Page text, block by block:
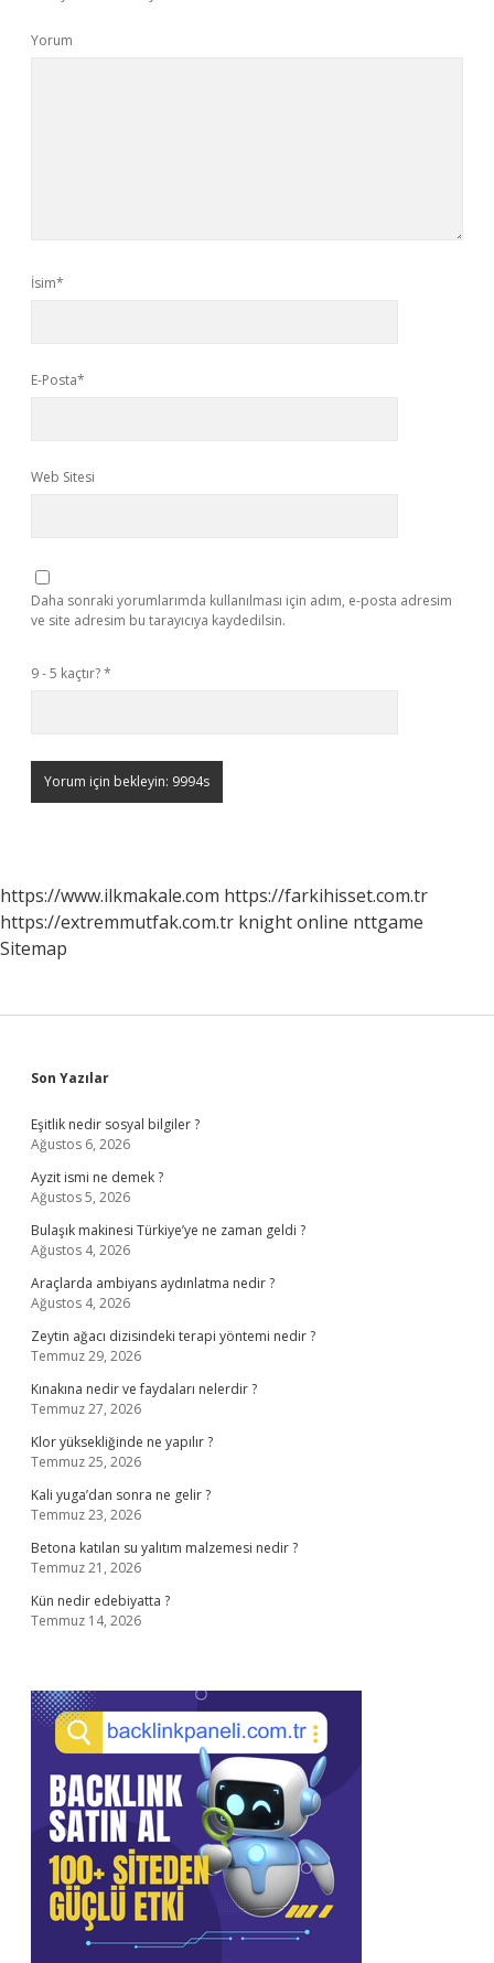
Yorum
İsim*
E-Posta*
Web Sitesi
Daha sonraki yorumlarımda kullanılması için adım, e-posta adresim
ve site adresim bu tarayıcıya kaydedilsin.
9 - 5 kaçtır?*
https://www.ilkmakale.com https://farkihisset.com.tr
https://extremmutfak.com.tr knight online nttgame
Sitemap
Sidebar
Son Yazılar
Eşitlik nedir sosyal bilgiler ?
Ağustos 6, 2026
Ayzit ismi ne demek ?
Ağustos 5, 2026
Bulaşık makinesi Türkiye’ye ne zaman geldi ?
Ağustos 4, 2026
Araçlarda ambiyans aydınlatma nedir ?
Ağustos 4, 2026
Zeytin ağacı dizisindeki terapi yöntemi nedir ?
Temmuz 29, 2026
Kınakına nedir ve faydaları nelerdir ?
Temmuz 27, 2026
Klor yüksekliğinde ne yapılır ?
Temmuz 25, 2026
Kali yuga’dan sonra ne gelir ?
Temmuz 23, 2026
Betona katılan su yalıtım malzemesi nedir ?
Temmuz 21, 2026
Kün nedir edebiyatta ?
Temmuz 14, 2026